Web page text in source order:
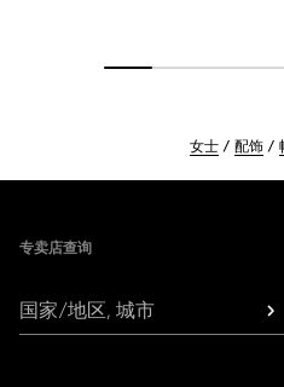
女士 配饰
专卖店查询
国家/地区, 城市